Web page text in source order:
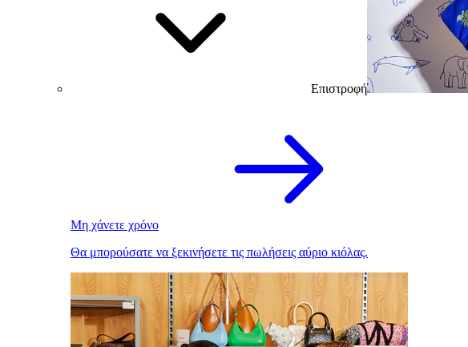
Επιστροφή
Μη χάνετε χρόνο
Θα μπορούσατε να ξεκινήσετε τις πωλήσεις αύριο κιόλας.